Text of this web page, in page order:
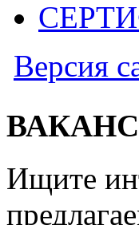
Версия
Ищите